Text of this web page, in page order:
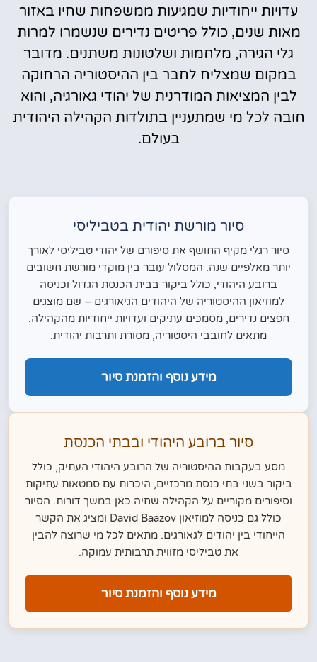
עדויות ייחודיות שמגיעות ממשפחות שחיו באזור
מאות שנים, כולל פריטים נדירים שנשמרו למרות
גלי הגירה, מלחמות ושלטונות משתנים. מדובר
במקום שמצליח לחבר בין ההיסטוריה הרחוקה
לבין המציאות המודרנית של יהודי גאורגיה, והוא
חובה לכל מי שמתעניין בתולדות הקהילה היהודית
בעולם.
סיור מורשת יהודית בטביליסי
סיור רגלי מקיף החושף את סיפורם של יהודי טביליסי לאורך
יותר מאלפיים שנה. המסלול עובר בין מוקדי מורשת חשובים
ברובע היהודי, כולל ביקור בבית הכנסת הגדול וכניסה
למוזיאון ההיסטוריה של היהודים הגיאורגים – שם מוצגים
חפצים נדירים, מסמכים עתיקים ועדויות ייחודיות מהקהילה.
מתאים לחובבי היסטוריה, מסורת ותרבות יהודית.
מידע נוסף והזמנת סיור
סיור ברובע היהודי ובבתי הכנסת
מסע בעקבות ההיסטוריה של הרובע היהודי העתיק, כולל
ביקור בשני בתי כנסת מרכזיים, היכרות עם סמטאות עתיקות
וסיפורים מקוריים על הקהילה שחיה כאן במשך דורות. הסיור
כולל גם כניסה למוזיאון David Baazov ומציג את הקשר
הייחודי בין יהודים לגאורגים. מתאים לכל מי שרוצה להבין
את טביליסי מזווית תרבותית עמוקה.
מידע נוסף והזמנת סיור